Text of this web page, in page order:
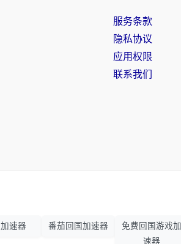
服务条款
隐私协议
应用权限
联系我们
加速器 番茄回国加速器
免费回国游戏加
速器